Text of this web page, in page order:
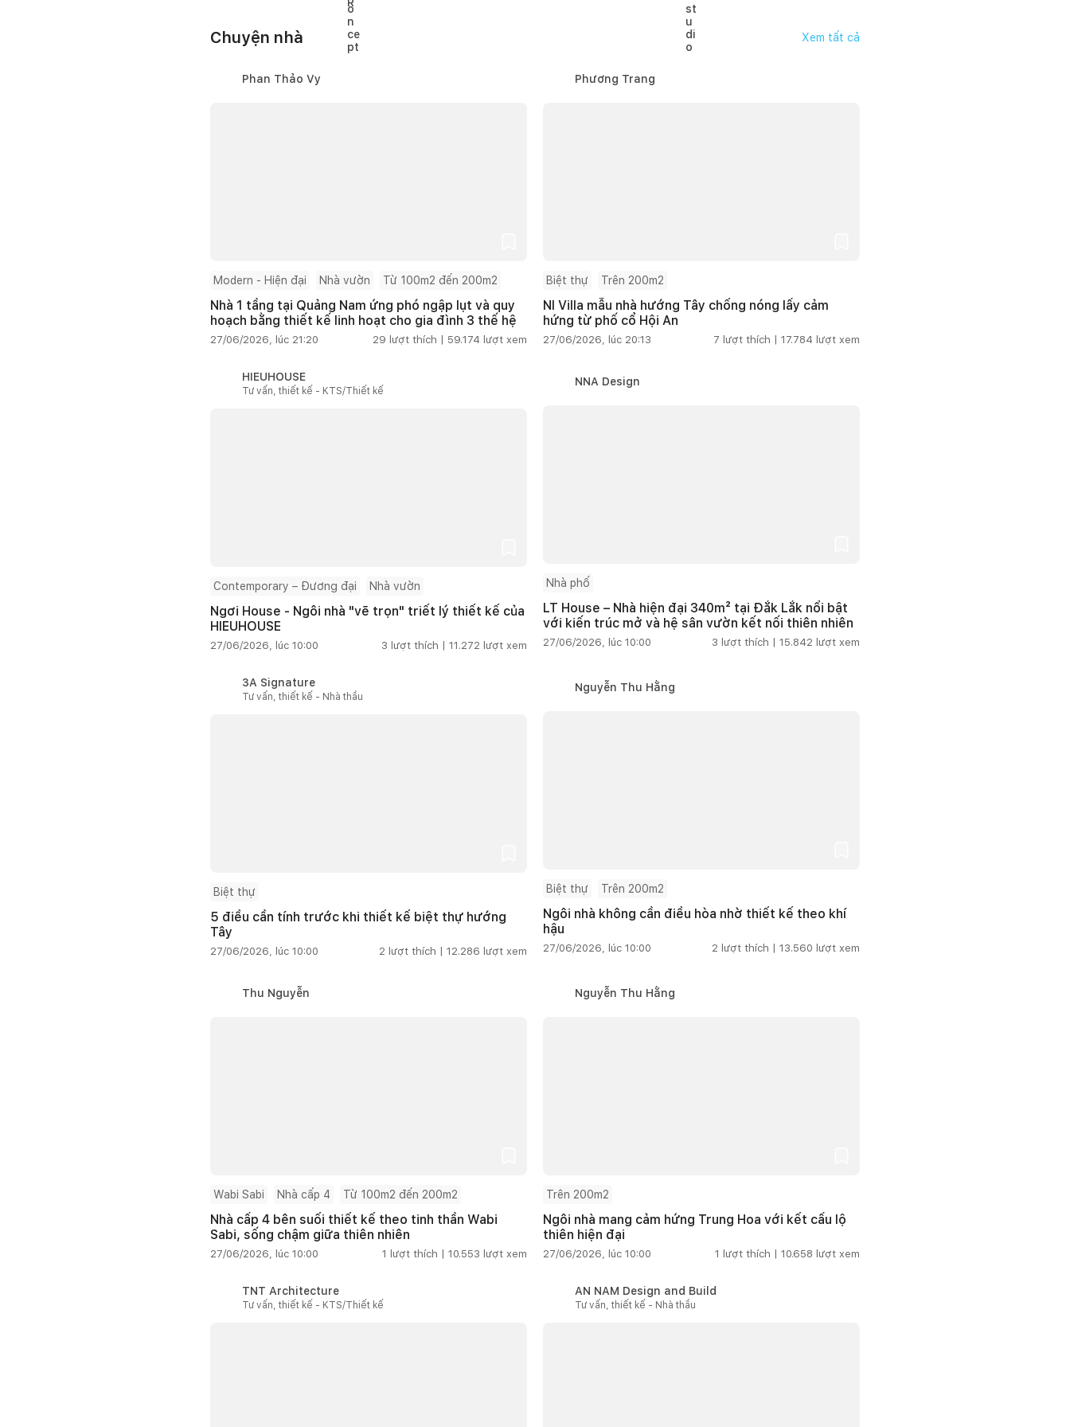
Chuyện nhà Xem tất cả
Phan Thảo Vy
Modern - Hiện đại Nhà vườn Từ 100m2 đến 200m2
Nhà 1 tầng tại Quảng Nam ứng phó ngập lụt và quy
hoạch bằng thiết kế linh hoạt cho gia đình 3 thế hệ
27/06/2026, lúc 21:20 29 lượt thích | 59.174 lượt xem
Phương Trang
Biệt thự Trên 200m2
NI Villa mẫu nhà hướng Tây chống nóng lấy cảm
hứng từ phố cổ Hội An
27/06/2026, lúc 20:13 7 lượt thích | 17.784 lượt xem
HIEUHOUSE
Tư vấn, thiết kế - KTS/Thiết kế
Contemporary – Đương đại Nhà vườn
Ngơi House - Ngôi nhà "vẽ trọn" triết lý thiết kế của
HIEUHOUSE
27/06/2026, lúc 10:00 3 lượt thích | 11.272 lượt xem
NNA Design
Nhà phố
LT House – Nhà hiện đại 340m² tại Đắk Lắk nổi bật
với kiến trúc mở và hệ sân vườn kết nối thiên nhiên
27/06/2026, lúc 10:00 3 lượt thích | 15.842 lượt xem
3A Signature
Tư vấn, thiết kế - Nhà thầu
Biệt thự
5 điều cần tính trước khi thiết kế biệt thự hướng
Tây
27/06/2026, lúc 10:00 2 lượt thích | 12.286 lượt xem
Nguyễn Thu Hằng
Biệt thự Trên 200m2
Ngôi nhà không cần điều hòa nhờ thiết kế theo khí
hậu
27/06/2026, lúc 10:00 2 lượt thích | 13.560 lượt xem
Thu Nguyễn
Wabi Sabi Nhà cấp 4 Từ 100m2 đến 200m2
Nhà cấp 4 bên suối thiết kế theo tinh thần Wabi
Sabi, sống chậm giữa thiên nhiên
27/06/2026, lúc 10:00 1 lượt thích | 10.553 lượt xem
Nguyễn Thu Hằng
Trên 200m2
Ngôi nhà mang cảm hứng Trung Hoa với kết cấu lộ
thiên hiện đại
27/06/2026, lúc 10:00 1 lượt thích | 10.658 lượt xem
TNT Architecture
Tư vấn, thiết kế - KTS/Thiết kế
AN NAM Design and Build
Tư vấn, thiết kế - Nhà thầu